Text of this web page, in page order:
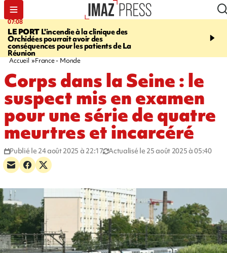
07:08
LE PORT L'incendie à la clinique des
Orchidées pourrait avoir des
conséquences pour les patients de La
Réunion
09:56
Accueil France - Monde
Corps dans la Seine : le
suspect mis en examen
pour une série de quatre
meurtres et incarcéré
Publié le 24 août 2025 à 22:17 Actualisé le 25 août 2025 à 05:40